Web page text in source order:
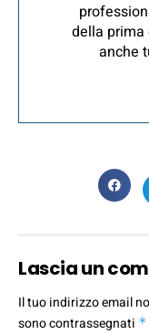
della
anche
Lascia un
Il tuo indirizzo email
sono contrassegnati *